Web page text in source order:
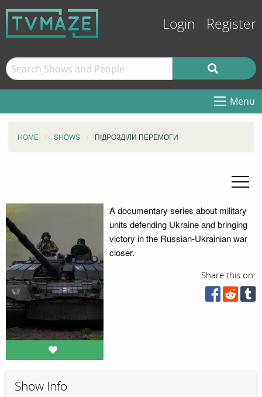
Login Register
Menu
HOME SHOWS ПІДРОЗДІЛИ ПЕРЕМОГИ
A documentary series about military
units defending Ukraine and bringing
victory in the Russian-Ukrainian war
closer.
Share this on:
Show Info